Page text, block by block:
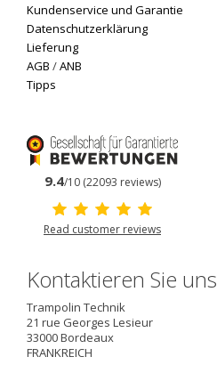
Kundenservice und Garantie
Datenschutzerklärung
Lieferung
AGB /ANB
Tipps
9.4/10 (22093 reviews)
Read customer reviews
Kontaktieren Sie uns
Trampolin Technik
21 rue Georges Lesieur
33000Bordeaux
FRANKREICH